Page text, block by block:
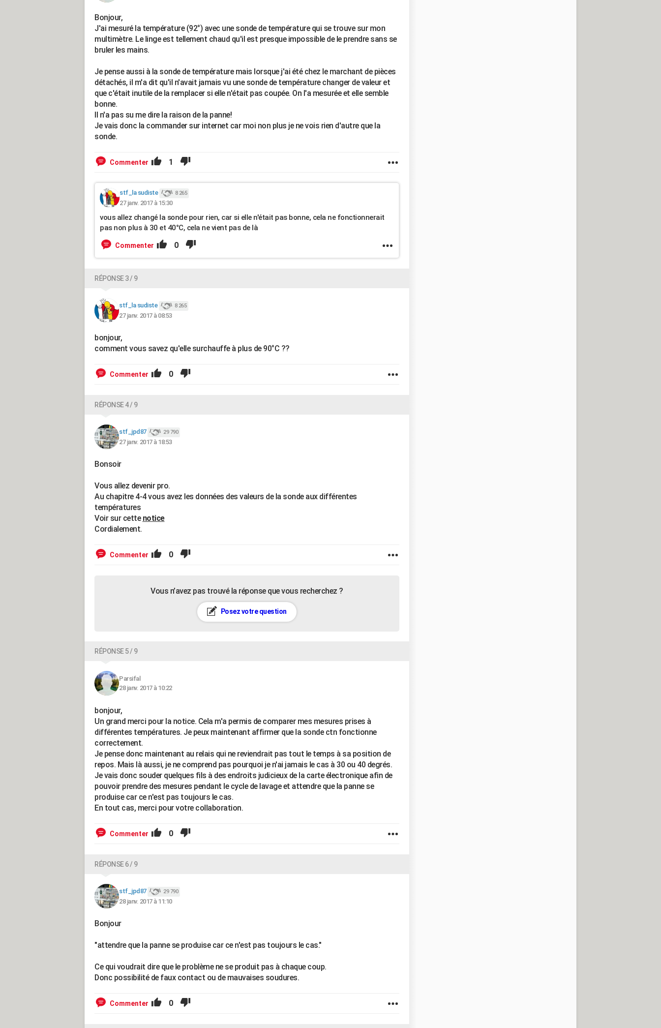
Bonjour,
J'ai mesuré la température (92°) avec une sonde de température qui se trouve sur mon
multimètre. Le linge est tellement chaud qu'il est presque impossible de le prendre sans se
bruler les mains.
Je pense aussi à la sonde de température mais lorsque j'ai été chez le marchant de pièces
détachés, il m'a dit qu'il n'avait jamais vu une sonde de température changer de valeur et
que c'était inutile de la remplacer si elle n'était pas coupée. On l'a mesurée et elle semble
bonne.
Il n'a pas su me dire la raison de la panne!
Je vais donc la commander sur internet car moi non plus je ne vois rien d'autre que la
sonde.
Commenter 1
stf_la sudiste 8 265
27 janv. 2017 à 15:30
vous allez changé la sonde pour rien, car si elle n'était pas bonne, cela ne fonctionnerait
pas non plus à 30 et 40°C, cela ne vient pas de là
Commenter 0
RÉPONSE 3 / 9
stf_la sudiste 8 265
27 janv. 2017 à 08:53
bonjour,
comment vous savez qu'elle surchauffe à plus de 90°C ??
Commenter 0
RÉPONSE 4 / 9
stf_jpd87 29 790
27 janv. 2017 à 18:53
Bonsoir
Vous allez devenir pro.
Au chapitre 4-4 vous avez les données des valeurs de la sonde aux différentes
températures
Voir sur cette notice
Cordialement.
Commenter 0
Vous n’avez pas trouvé la réponse que vous recherchez ?
Posez votre question
RÉPONSE 5 / 9
Parsifal
28 janv. 2017 à 10:22
bonjour,
Un grand merci pour la notice. Cela m'a permis de comparer mes mesures prises à
différentes températures. Je peux maintenant affirmer que la sonde ctn fonctionne
correctement.
Je pense donc maintenant au relais qui ne reviendrait pas tout le temps à sa position de
repos. Mais là aussi, je ne comprend pas pourquoi je n'ai jamais le cas à 30 ou 40 degrés.
Je vais donc souder quelques fils à des endroits judicieux de la carte électronique afin de
pouvoir prendre des mesures pendant le cycle de lavage et attendre que la panne se
produise car ce n'est pas toujours le cas.
En tout cas, merci pour votre collaboration.
Commenter 0
RÉPONSE 6 / 9
stf_jpd87 29 790
28 janv. 2017 à 11:10
Bonjour
"attendre que la panne se produise car ce n'est pas toujours le cas."
Ce qui voudrait dire que le problème ne se produit pas à chaque coup.
Donc possibilité de faux contact ou de mauvaises soudures.
Commenter 0